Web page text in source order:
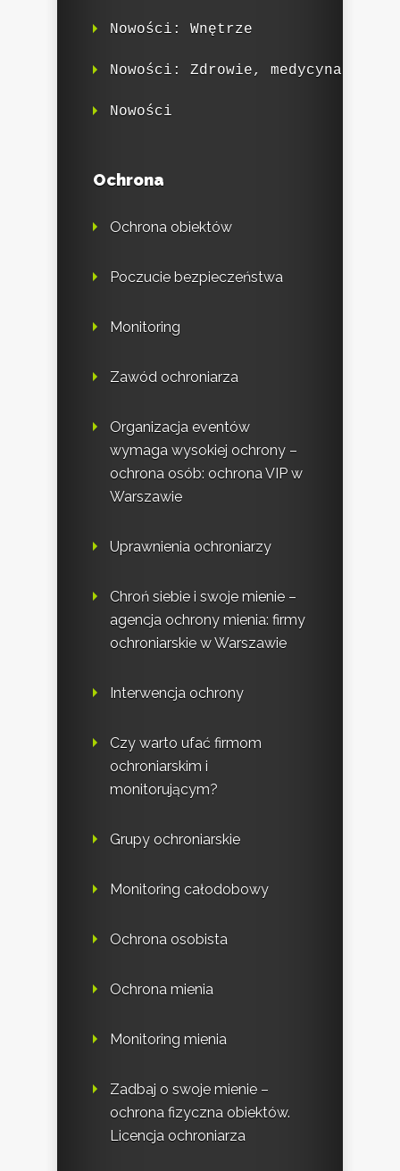
Nowości: Wnętrze
Nowości: Zdrowie, medycyna
Nowości
Ochrona
Ochrona obiektów
Poczucie bezpieczeństwa
Monitoring
Zawód ochroniarza
Organizacja eventów
wymaga wysokiej ochrony –
ochrona osób: ochrona VIP w
Warszawie
Uprawnienia ochroniarzy
Chroń siebie i swoje mienie –
agencja ochrony mienia: firmy
ochroniarskie w Warszawie
Interwencja ochrony
Czy warto ufać firmom
ochroniarskim i
monitorującym?
Grupy ochroniarskie
Monitoring całodobowy
Ochrona osobista
Ochrona mienia
Monitoring mienia
Zadbaj o swoje mienie –
ochrona fizyczna obiektów.
Licencja ochroniarza